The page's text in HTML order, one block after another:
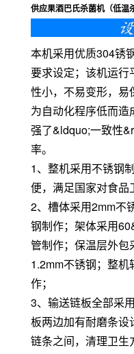
供应果酒巴氏杀菌机（低温
本机采用优质304锈
要求设定；该机运
性小，不易变形，易
为自动化程序低而
强了&ldquo;一致性
率。
1、整机采用不锈钢
便，满足国家对食品
2、槽体采用2mm不
钢制作；架体采用
管制作；保温层外
1.2mm不锈钢；整
作；
3、输送链板全部采
板两边加有耐磨条设
链条之间，清理卫生